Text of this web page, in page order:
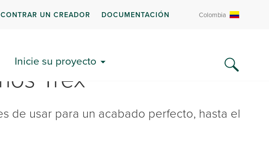
UN CREADOR DOCUMENTACIÓN Colombia
Inicie su proyecto
Trex
de usar para un acabado perfecto, hasta el